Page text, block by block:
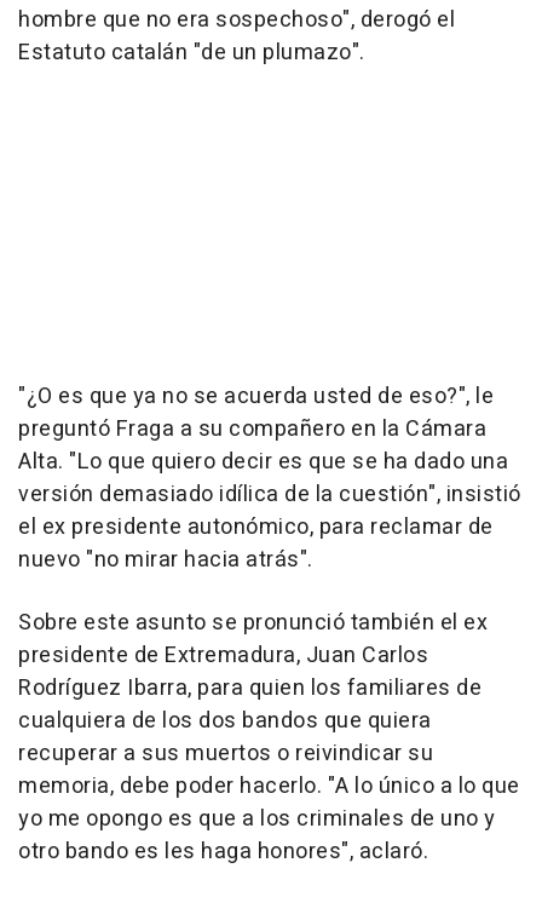
hombre que no era sospechoso", derogó el
Estatuto catalán "de un plumazo".
"¿O es que ya no se acuerda usted de eso?", le
preguntó Fraga a su compañero en la Cámara
Alta. "Lo que quiero decir es que se ha dado una
versión demasiado idílica de la cuestión", insistió
el ex presidente autonómico, para reclamar de
nuevo "no mirar hacia atrás".
Sobre este asunto se pronunció también el ex
presidente de Extremadura, Juan Carlos
Rodríguez Ibarra, para quien los familiares de
cualquiera de los dos bandos que quiera
recuperar a sus muertos o reivindicar su
memoria, debe poder hacerlo. "A lo único a lo que
yo me opongo es que a los criminales de uno y
otro bando es les haga honores", aclaró.